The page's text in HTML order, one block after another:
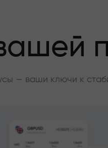
— ваши ключи к